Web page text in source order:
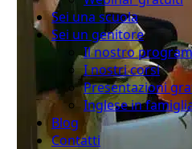
Sei una scuola
Sei un genitore
Il nostro
I nostri corsi
Presentazioni
Inglese in
Blog
Contatti